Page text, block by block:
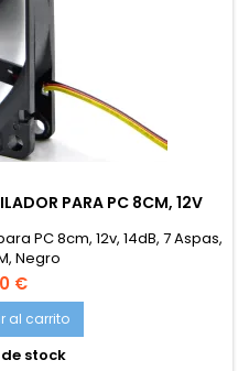
PARA PC 8CM, 12V
PC 8cm, 12v, 14dB, 7 Aspas,
Negro
€
al carrito
stock